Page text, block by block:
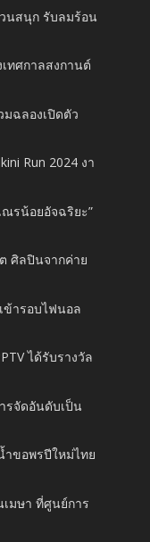
นสนุก รับลมร้อน
ทศกาลสงกานต์
มฉลองเปิดตัว
Run 2024 งา
รน้อยอัจฉริยะ”
ศิลปินจากค่าย
ข้ารอบไฟนอล
ได้รับรางวัล
รจัดอันดับเป็น
ขอพรปีใหม่ไทย
มษา ที่ศูนย์การ